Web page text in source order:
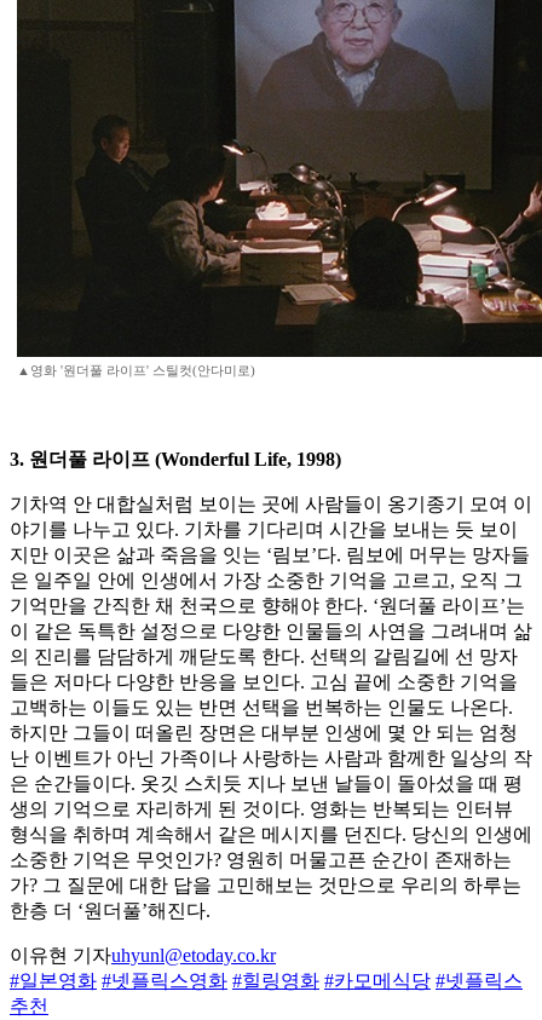
▲영화 '원더풀 라이프' 스틸컷(안다미로)
3. 원더풀 라이프 (Wonderful Life, 1998)
기차역 안 대합실처럼 보이는 곳에 사람들이 옹기종기 모여 이
야기를 나누고 있다. 기차를 기다리며 시간을 보내는 듯 보이
지만 이곳은 삶과 죽음을 잇는 ‘림보’다. 림보에 머무는 망자들
은 일주일 안에 인생에서 가장 소중한 기억을 고르고, 오직 그
기억만을 간직한 채 천국으로 향해야 한다. ‘원더풀 라이프’는
이 같은 독특한 설정으로 다양한 인물들의 사연을 그려내며 삶
의 진리를 담담하게 깨닫도록 한다. 선택의 갈림길에 선 망자
들은 저마다 다양한 반응을 보인다. 고심 끝에 소중한 기억을
고백하는 이들도 있는 반면 선택을 번복하는 인물도 나온다.
하지만 그들이 떠올린 장면은 대부분 인생에 몇 안 되는 엄청
난 이벤트가 아닌 가족이나 사랑하는 사람과 함께한 일상의 작
은 순간들이다. 옷깃 스치듯 지나 보낸 날들이 돌아섰을 때 평
생의 기억으로 자리하게 된 것이다. 영화는 반복되는 인터뷰
형식을 취하며 계속해서 같은 메시지를 던진다. 당신의 인생에
소중한 기억은 무엇인가? 영원히 머물고픈 순간이 존재하는
가? 그 질문에 대한 답을 고민해보는 것만으로 우리의 하루는
한층 더 ‘원더풀’해진다.
이유현 기자uhyunl@etoday.co.kr
#일본영화 #넷플릭스영화 #힐링영화 #카모메식당 #넷플릭스
추천